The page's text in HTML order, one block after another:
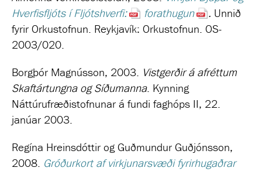
Hverfisfljóts í Fljótshverfi:
forathugun . Unnið
fyrir Orkustofnun. Reykjavík: Orkustofnun. OS-
2003/020.
Borgþór Magnússon, 2003. Vistgerðir á afréttum
Skaftártungna og Síðumanna. Kynning
Náttúrufræðistofnunar á fundi faghóps II, 22.
janúar 2003.
Regína Hreinsdóttir og Guðmundur Guðjónsson,
2008. Gróðurkort af virkjunarsvæði fyrirhugaðrar